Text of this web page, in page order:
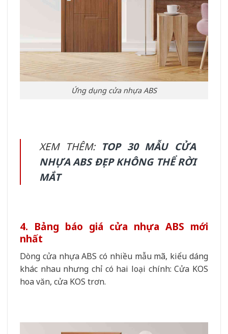
Ứng dụng cửa nhựa ABS
XEM THÊM: TOP 30 MẪU CỬA
NHỰA ABS ĐẸP KHÔNG THỂ RỜI
MẮT
4. Bảng báo giá cửa nhựa ABS mới
nhất
Dòng cửa nhựa ABS có nhiều mẫu mã, kiểu dáng
khác nhau nhưng chỉ có hai loại chính: Cửa KOS
hoa văn, cửa KOS trơn.